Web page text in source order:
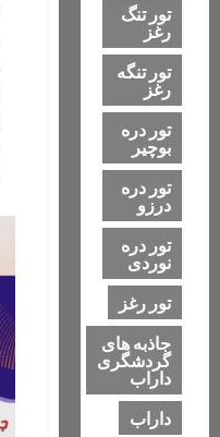
تور تنگ
رغز
تور تنگه
رغز
تور دره
بوچیر
تور دره
درزو
تور دره
نوردی
تور رغز
جاذبه های
گردشگری
داراب
داراب